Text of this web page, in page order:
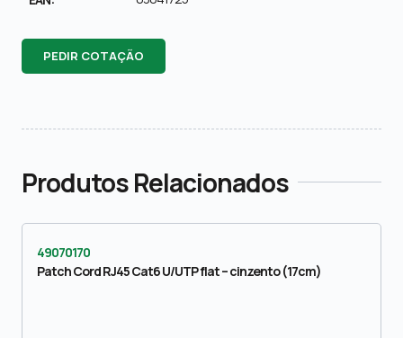
PEDIR COTAÇÃO
Produtos Relacionados
49070170
Patch Cord RJ45 Cat6 U/UTP flat – cinzento (17cm)